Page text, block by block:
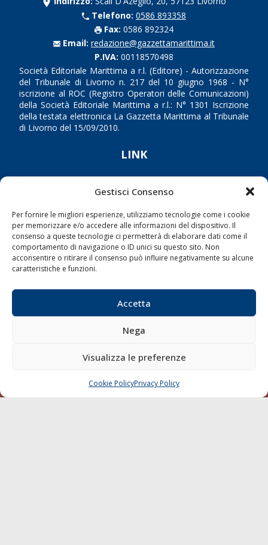
Gestisci Consenso
Per fornire le migliori esperienze, utilizziamo tecnologie come i cookie
per memorizzare e/o accedere alle informazioni del dispositivo. Il
consenso a queste tecnologie ci permetterà di elaborare dati come il
comportamento di navigazione o ID unici su questo sito. Non
acconsentire o ritirare il consenso può influire negativamente su alcune
caratteristiche e funzioni.
Accetta
Nega
Visualizza le preferenze
Cookie PolicyPrivacy Policy
Telefono: 0586 893358
Fax: 0586 892324
Email: redazione@gazzettamarittima.it
P.IVA: 00118570498
Società Editoriale Marittima a r.l. (Editore) - Autorizzazione
del Tribunale di Livorno n. 217 del 10 giugno 1968 - N°
iscrizione al ROC (Registro Operatori delle Comunicazioni)
della Società Editoriale Marittima a r.l.: N° 1301 Iscrizione
della testata elettronica La Gazzetta Marittima al Tribunale
di Livorno del 15/09/2010.
LINK
Trasporti
Varie
Sostenibilità
Compagnie di Navigazione
Blue economy
Diporto
Chi siamo
SEGUI
CHIAMA SCRIVI